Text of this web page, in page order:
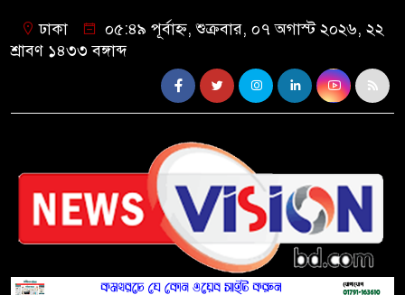
ঢাকা
০৫:৪৯ পূর্বাহ্ন, শুক্রবার, ০৭ অগাস্ট ২০২৬, ২২
শ্রাবণ ১৪৩৩ বঙ্গাব্দ